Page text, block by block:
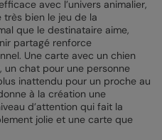
avec l’univers animalier,
bien le jeu de la
que le destinataire aime,
partagé renforce
Une carte avec un chien
un chat pour une personne
inattendu pour un proche au
à la création une
d’attention qui fait la
jolie et une carte que